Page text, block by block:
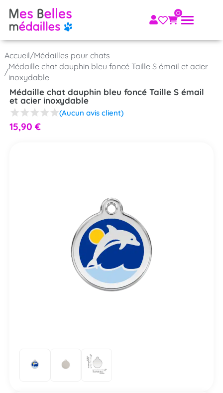
Accueil/Médailles pour chats
/
Médaille chat dauphin bleu foncé Taille S émail et acier
inoxydable
Médaille chat dauphin bleu foncé Taille S émail
et acier inoxydable
(Aucun avis client)
15,90 €